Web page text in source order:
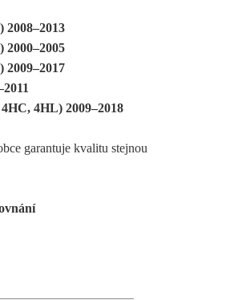
2008–2013
2000–2005
2009–2017
4HL) 2009–2018
garantuje kvalitu stejnou